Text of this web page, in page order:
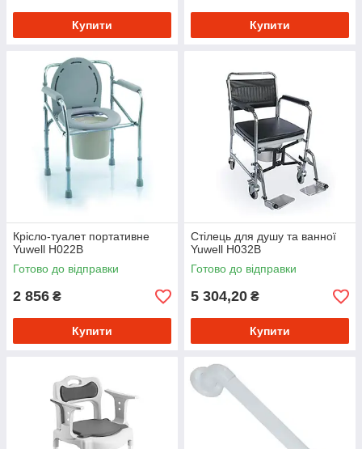
Купити Купити
Крісло-туалет портативне
Yuwell H022B
Готово до відправки
2 856 ₴
Купити
Стілець для душу та ванної
Yuwell H032B
Готово до відправки
5 304,20 ₴
Купити